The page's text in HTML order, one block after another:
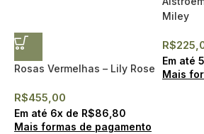
Rosas Vermelhas – Lily Rose
R$455,00
Em até 6x de R$86,80
Mais formas de pagamento
Miley
R$
Em até 5
Mais